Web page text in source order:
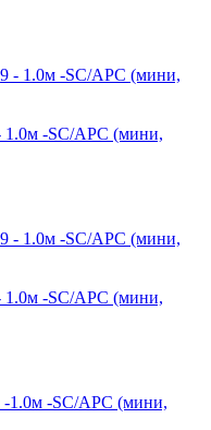
1.0м -SC/APC (мини,
1.0м -SC/APC (мини,